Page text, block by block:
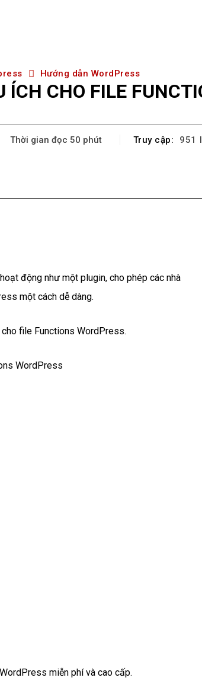
Hướng dẫn WordPress
CHO FILE
Thời gian đọc 50 phút Truy cập: 951
động như một plugin, cho phép các nhà
một cách dễ dàng.
file Functions WordPress.
miễn phí và cao cấp.